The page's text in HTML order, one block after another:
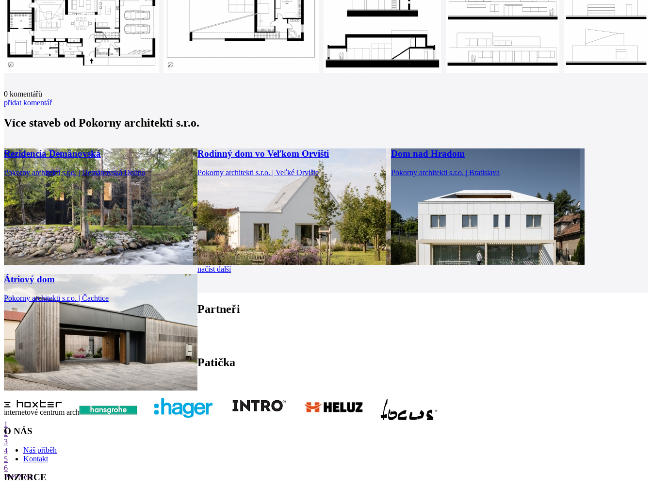
0 komentářů
přidat komentář
Více staveb od Pokorny architekti s.r.o.
Rezidencia Demänovská
Pokorny architekti s.r.o. | Demänovská Dolina
Rodinný dom vo Veľkom Orvišti
Pokorny architekti s.r.o. | Veľké Orvište
Dom nad Hradom
Pokorny architekti s.r.o. | Bratislava
Átriový dom
Pokorny architekti s.r.o. | Čachtice
načíst další
Partneři
1
2
3
4
5
6
PrevNext
Patička
internetové centrum architektury
O NÁS
Náš příběh
Kontakt
INZERCE